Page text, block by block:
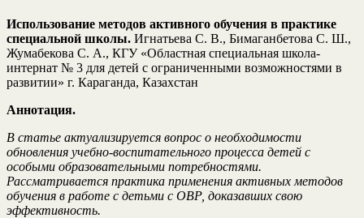
Использование методов активного обучения в практике
специальной школы. Игнатьева С. В., Бимаганбетова С. Ш.,
Жумабекова С. А., КГУ «Областная специальная школа-
интернат № 3 для детей с ограниченными возможностями в
развитии» г. Караганда, Казахстан
Аннотация.
В статье актуализируется вопрос о необходимости
обновления учебно-воспитательного процесса детей с
особыми образовательными потребностями.
Рассматривается практика применения активных методов
обучения в работе с детьми с ОВР, доказавших свою
эффективность.